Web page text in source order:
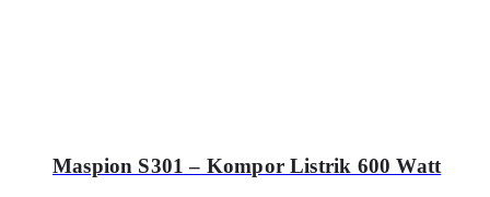
Maspion S301 – Kompor Listrik 600 Watt